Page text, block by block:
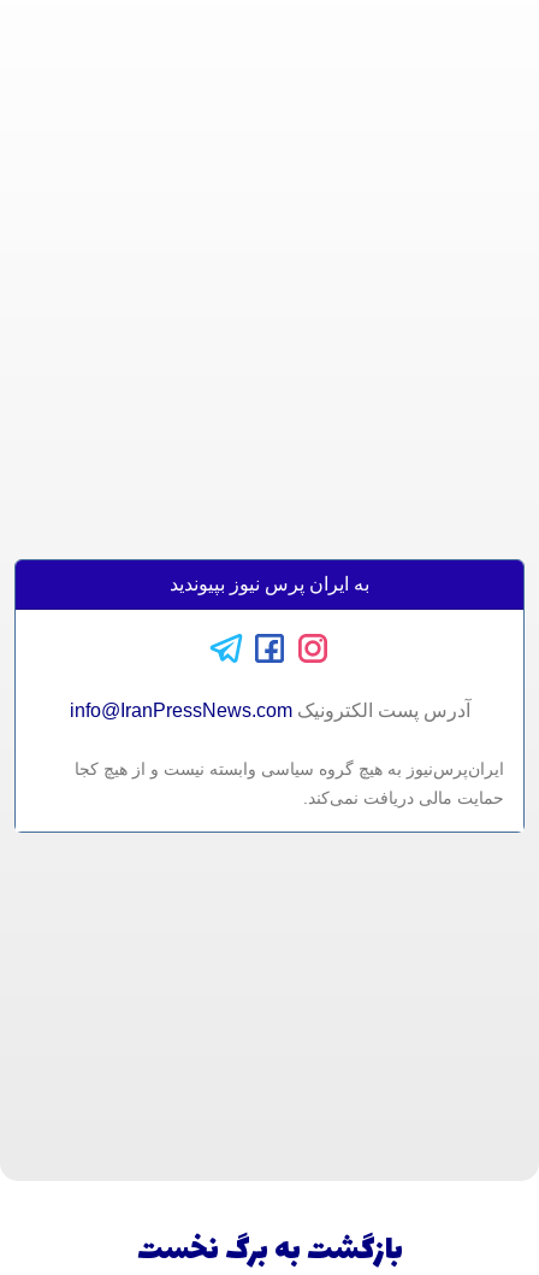
به ایران پرس نیوز بپیوندید
آدرس پست الکترونيکinfo@IranPressNews.com
ایران‌پرس‌نیوز به هیچ گروه سیاسی وابسته نیست و از هیچ کجا
حمایت مالی دریافت نمی‌کند.
بازگشت به برگ نخست